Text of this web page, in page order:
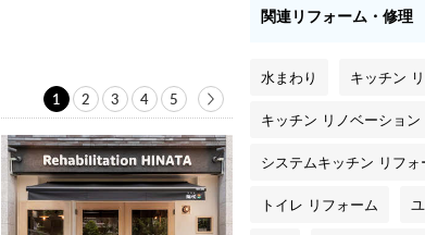
1 2 3 4 5
関連リフォーム・修理
水まわり キッチン
キッチン リノベーション
システムキッチン リフォ
トイレ リフォーム